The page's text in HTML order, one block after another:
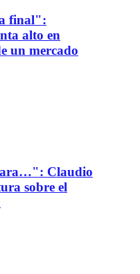
final":
alto en
un mercado
Claudio
sobre el